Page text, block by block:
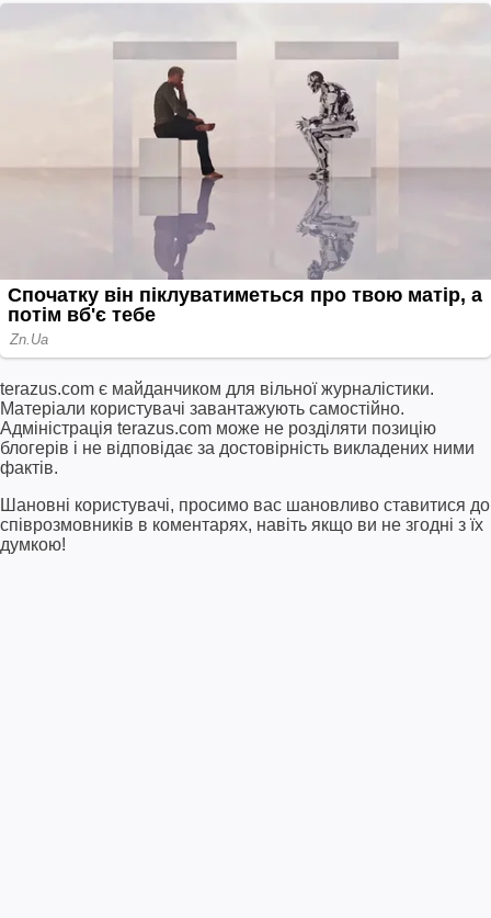
terazus.com є майданчиком для вільної журналістики.
Матеріали користувачі завантажують самостійно.
Адміністрація terazus.com може не розділяти позицію
блогерів і не відповідає за достовірність викладених ними
фактів.
Шановні користувачі, просимо вас шановливо ставитися до
співрозмовників в коментарях, навіть якщо ви не згодні з їх
думкою!